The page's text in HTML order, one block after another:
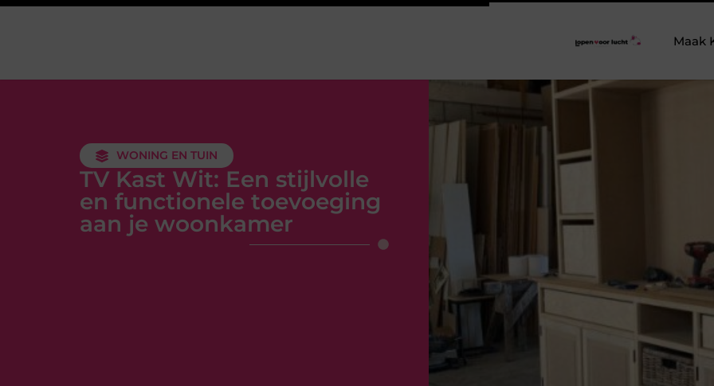
Maak
WONING EN TUIN
TV Kast Wit: Een stijlvolle
en functionele toevoeging
aan je woonkamer